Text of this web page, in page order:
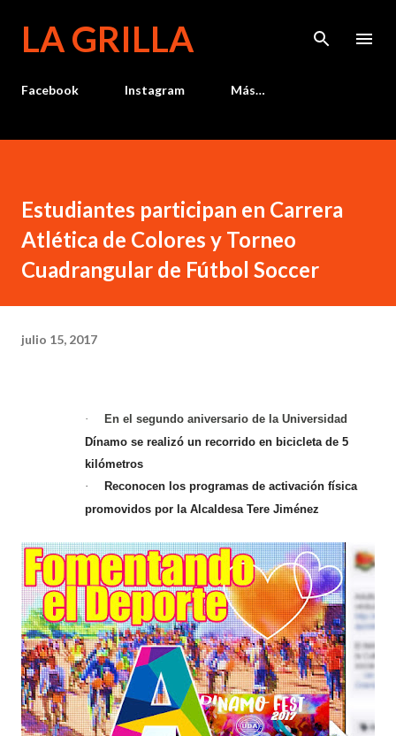
LA GRILLA
Facebook Instagram Más…
Estudiantes participan en Carrera
Atlética de Colores y Torneo
Cuadrangular de Fútbol Soccer
julio 15, 2017
·
En el segundo aniversario de la Universidad
Dínamo se realizó un recorrido en bicicleta de 5
kilómetros
·
Reconocen los programas de activación física
promovidos por la Alcaldesa Tere Jiménez